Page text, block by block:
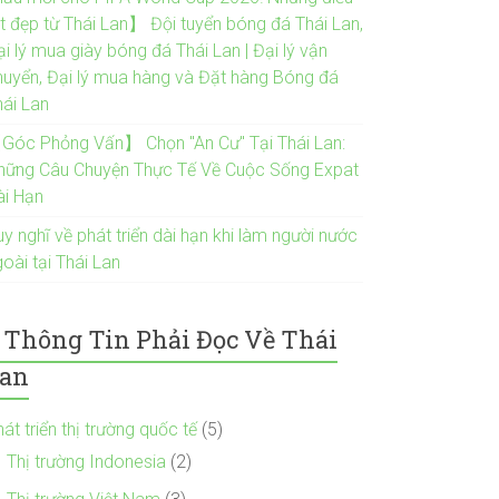
đẹp từ Thái Lan】 Đội tuyển bóng đá Thái Lan,
lý mua giày bóng đá Thái Lan | Đại lý vận
Đại lý mua hàng và Đặt hàng Bóng đá
Lan
Góc Phỏng Vấn】 Chọn "An Cư" Tại Thái Lan:
Câu Chuyện Thực Tế Về Cuộc Sống Expat
Hạn
nghĩ về phát triển dài hạn khi làm người nước
tại Thái Lan
Thông Tin Phải Đọc Về Thái
triển thị trường quốc tế(5)
Thị trường Indonesia (2)